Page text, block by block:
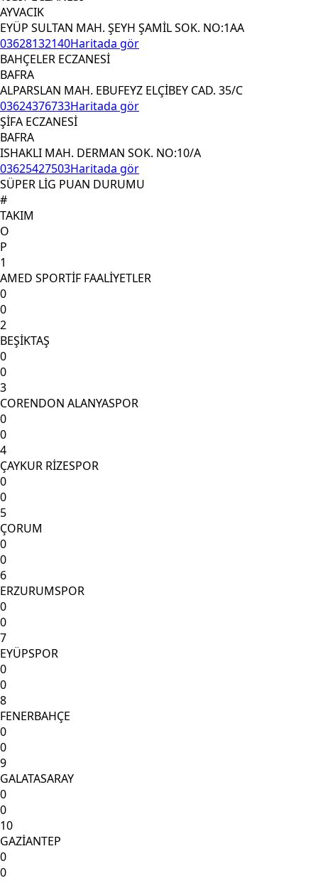
AYVACIK
EYÜP SULTAN MAH. ŞEYH ŞAMİL SOK. NO:1AA
03628132140Haritada gör
BAHÇELER ECZANESİ
BAFRA
ALPARSLAN MAH. EBUFEYZ ELÇİBEY CAD. 35/C
03624376733Haritada gör
ŞİFA ECZANESİ
BAFRA
ISHAKLI MAH. DERMAN SOK. NO:10/A
03625427503Haritada gör
SÜPER LİG PUAN DURUMU
#
TAKIM
O
P
1
AMED SPORTİF FAALİYETLER
0
0
2
BEŞİKTAŞ
0
0
3
CORENDON ALANYASPOR
0
0
4
ÇAYKUR RİZESPOR
0
0
5
ÇORUM
0
0
6
ERZURUMSPOR
0
0
7
EYÜPSPOR
0
0
8
FENERBAHÇE
0
0
9
GALATASARAY
0
0
10
GAZİANTEP
0
0